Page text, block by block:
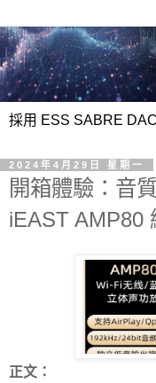
採用 ESS SABRE
2024年4月29日 星期一
開箱體驗：音
iEAST AMP80
正文：